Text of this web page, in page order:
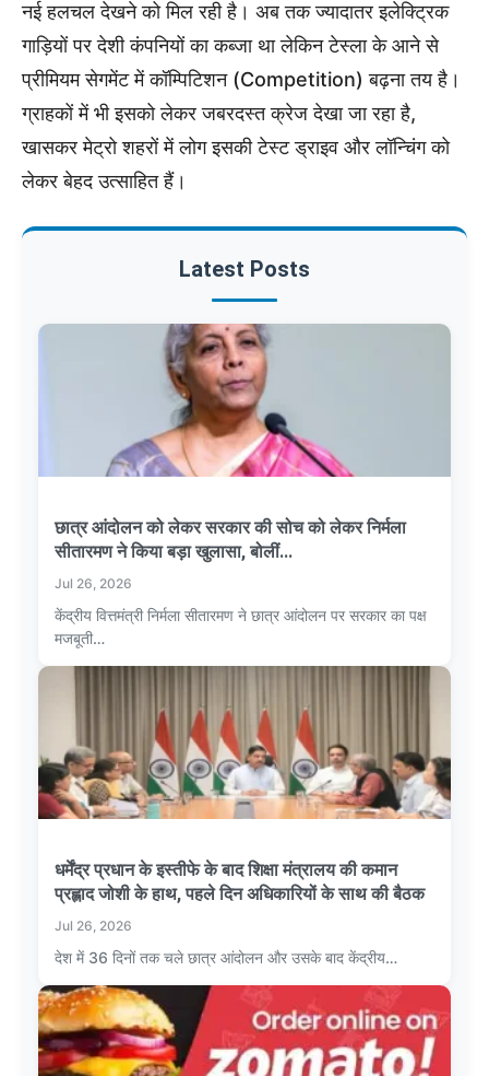
नई हलचल देखने को मिल रही है। अब तक ज्यादातर इलेक्ट्रिक
गाड़ियों पर देशी कंपनियों का कब्जा था लेकिन टेस्ला के आने से
प्रीमियम सेगमेंट में कॉम्पिटिशन (Competition) बढ़ना तय है।
ग्राहकों में भी इसको लेकर जबरदस्त क्रेज देखा जा रहा है,
खासकर मेट्रो शहरों में लोग इसकी टेस्ट ड्राइव और लॉन्चिंग को
लेकर बेहद उत्साहित हैं।
Latest Posts
छात्र आंदोलन को लेकर सरकार की सोच को लेकर निर्मला
सीतारमण ने किया बड़ा खुलासा, बोलीं...
Jul 26, 2026
केंद्रीय वित्तमंत्री निर्मला सीतारमण ने छात्र आंदोलन पर सरकार का पक्ष
मजबूती…
धर्मेंद्र प्रधान के इस्तीफे के बाद शिक्षा मंत्रालय की कमान
प्रह्लाद जोशी के हाथ, पहले दिन अधिकारियों के साथ की बैठक
Jul 26, 2026
देश में 36 दिनों तक चले छात्र आंदोलन और उसके बाद केंद्रीय…